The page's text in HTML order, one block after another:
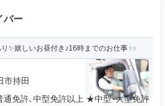
バー
✨嬉しいお昼付き♪16時までのお仕事
市持田
免許､中型免許以上 ★中型･大型免許